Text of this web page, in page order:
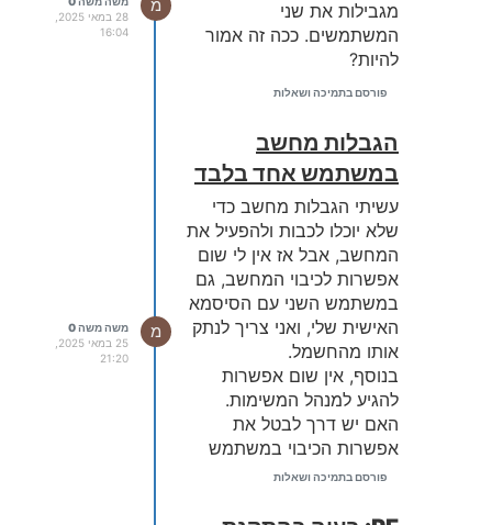
מגבילות את שני
המשתמשים. ככה זה אמור
להיות?
פורסם בתמיכה ושאלות
מ
16:04
הגבלות מחשב
במשתמש אחד בלבד
עשיתי הגבלות מחשב כדי
שלא יוכלו לכבות ולהפעיל את
המחשב, אבל אז אין לי שום
אפשרות לכיבוי המחשב, גם
במשתמש השני עם הסיסמא
האישית שלי, ואני צריך לנתק
אותו מהחשמל.
בנוסף, אין שום אפשרות
להגיע למנהל המשימות.
האם יש דרך לבטל את
אפשרות הכיבוי במשתמש
של הסייפר, אבל שתישאר
שאפשר יהיה במשתמש השני
פורסם בתמיכה ושאלות
מ
משה משה 0
21:20